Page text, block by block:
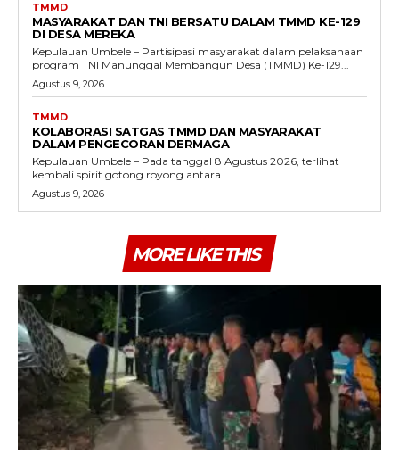
TMMD
MASYARAKAT DAN TNI BERSATU DALAM TMMD KE-129
DI DESA MEREKA
Kepulauan Umbele – Partisipasi masyarakat dalam pelaksanaan
program TNI Manunggal Membangun Desa (TMMD) Ke-129...
Agustus 9, 2026
TMMD
KOLABORASI SATGAS TMMD DAN MASYARAKAT
DALAM PENGECORAN DERMAGA
Kepulauan Umbele – Pada tanggal 8 Agustus 2026, terlihat
kembali spirit gotong royong antara...
Agustus 9, 2026
MORE LIKE THIS